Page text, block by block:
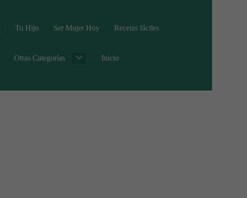
Tu Hijo Ser Mujer Hoy Recetas fáciles
Otras Categorías Inicio